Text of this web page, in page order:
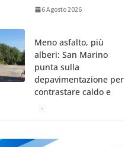
6 Agosto 2026
Meno asfalto, più
alberi: San Marino
punta sulla
depavimentazione per
contrastare caldo e